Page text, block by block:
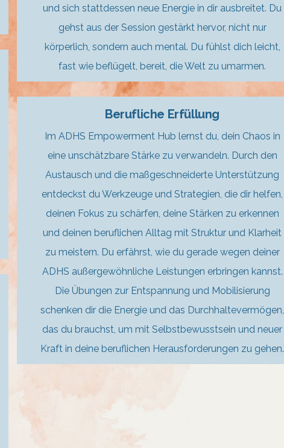
und sich stattdessen neue Energie in dir ausbreitet. Du
gehst aus der Session gestärkt hervor, nicht nur
körperlich, sondern auch mental. Du fühlst dich leicht,
fast wie beflügelt, bereit, die Welt zu umarmen.
Berufliche Erfüllung
Im ADHS Empowerment Hub lernst du, dein Chaos in
eine unschätzbare Stärke zu verwandeln. Durch den
Austausch und die maßgeschneiderte Unterstützung
entdeckst du Werkzeuge und Strategien, die dir helfen,
deinen Fokus zu schärfen, deine Stärken zu erkennen
und deinen beruflichen Alltag mit Struktur und Klarheit
zu meistern. Du erfährst, wie du gerade wegen deiner
ADHS außergewöhnliche Leistungen erbringen kannst.
Die Übungen zur Entspannung und Mobilisierung
schenken dir die Energie und das Durchhaltevermögen,
das du brauchst, um mit Selbstbewusstsein und neuer
Kraft in deine beruflichen Herausforderungen zu gehen.